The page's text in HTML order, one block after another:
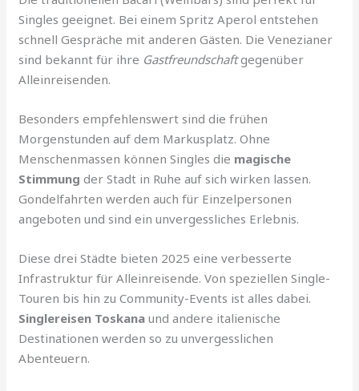
Singles geeignet. Bei einem Spritz Aperol entstehen
schnell Gespräche mit anderen Gästen. Die Venezianer
sind bekannt für ihre Gastfreundschaftgegenüber
Alleinreisenden.
Besonders empfehlenswert sind die frühen
Morgenstunden auf dem Markusplatz. Ohne
Menschenmassen können Singles die magische
Stimmung der Stadt in Ruhe auf sich wirken lassen.
Gondelfahrten werden auch für Einzelpersonen
angeboten und sind ein unvergessliches Erlebnis.
Diese drei Städte bieten 2025 eine verbesserte
Infrastruktur für Alleinreisende. Von speziellen Single-
Touren bis hin zu Community-Events ist alles dabei.
Singlereisen Toskana und andere italienische
Destinationen werden so zu unvergesslichen
Abenteuern.